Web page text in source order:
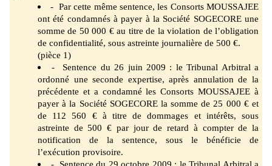
- Par cette même sentence, les Consorts MOUSSAJEE
ont été condamnés à payer à la Société SOGECORE une
somme de 50 000 € au titre de la violation de l’obligation
de confidentialité, sous astreinte journalière de 500 €.
(pièce 1)
- Sentence du 26 juin 2009 : le Tribunal Arbitral a
ordonné une seconde expertise, après annulation de la
précédente et a condamné les Consorts MOUSSAJEE à
payer à la Société SOGECORE la somme de 25 000 € et
de 112 560 € à titre de dommages et intérêts, sous
astreinte de 500 € par jour de retard à compter de la
notification de la sentence, sous le bénéficie de
l’exécution provisoire.
- Sentence du 29 octobre 2009 : le Tribunal Arbitral a